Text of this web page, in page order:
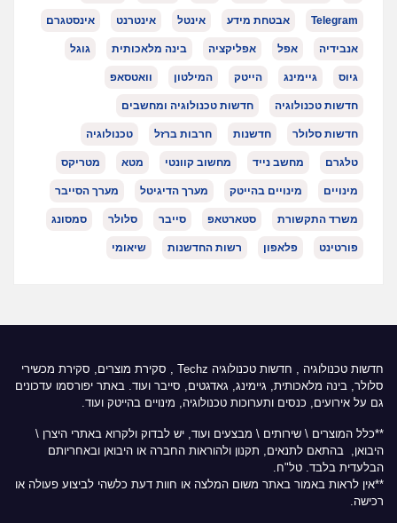
Telegram אבטחת מידע אינטל אינטרנט אינסטגרם
אנבידיה אפל אפליקציה בינה מלאכותית גוגל
גיוס גיימינג הייטק המילטון וואטסאפ
חדשות טכנולוגיה חדשות טכנולוגיה ומחשבים
חדשות סלולר חדשנות חרבות ברזל טכנולוגיה
טלגרם מחשב נייד מחשוב קוונטי מטא מטריקס
מינויים מינויים בהייטק מערך הדיגיטל מערך הסייבר
משרד התקשורת סטארטאפ סייבר סלולר סמסונג
פורטינט פלאפון רשות החדשנות שיאומי
חדשות טכנולוגיה חדשות טכנולוגיה Techz
, סקירת מוצרים, סקירת מכשירי
סלולר, בינה מלאכותית, גיימינג, גאדגטים, סייבר ועוד. באתר יפורסמו עדכונים
גם על אירועים, כנסים ותערוכות טכנולוגיה, מינויים בהייטק ועוד.
**כלל המוצרים \ שירותים \ מבצעים ועוד, יש לבדוק ולקרוא באתרי היצרן \
היבואן, בהתאם לתנאים, תקנון ולהוראות החברה או היבואן ובאחריותם
הבלעדית בלבד. טל"ח.
**אין לראות באמור באתר משום המלצה או חוות דעת כלשהי לביצוע פעולה או
רכישה.